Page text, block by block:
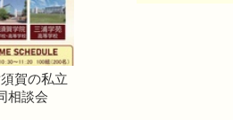
賀の私立
相談会